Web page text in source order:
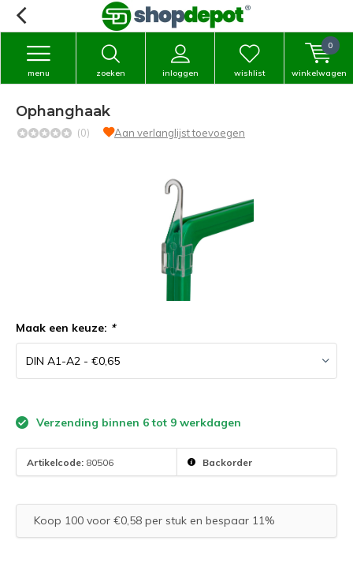
zoeken inloggen
menu wishlist winkelwagen
0
Ophanghaak
(0) Aan verlanglijst toevoegen
Maak een keuze: *
Verzending binnen 6 tot 9 werkdagen
Artikelcode: 80506 Backorder
Koop 100 voor €0,58 per stuk en bespaar 11%